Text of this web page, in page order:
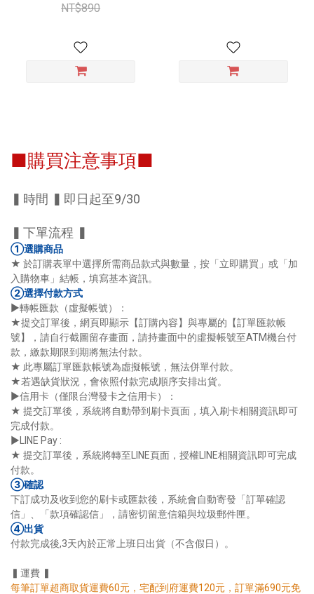
NT$890
■購買注意事項■
▍時間 ▍即日起至9/30
▍下單流程 ▍
①選購商品
★ 於訂購表單中選擇所需商品款式與數量，按「立即購買」或「加
入購物車」結帳，填寫基本資訊。
②選擇付款方式
►轉帳匯款（虛擬帳號）：
★提交訂單後，網頁即顯示【訂購內容】與專屬的【訂單匯款帳
號】，請自行截圖留存畫面，請持畫面中的虛擬帳號至ATM機台付
款，繳款期限到期將無法付款。
★ 此專屬訂單匯款帳號為虛擬帳號，無法併單付款。
★若遇缺貨狀況，會依照付款完成順序安排出貨。
►信用卡（僅限台灣發卡之信用卡）：
★ 提交訂單後，系統將自動帶到刷卡頁面，填入刷卡相關資訊即可
完成付款。
►LINE Pay :
★ 提交訂單後，系統將轉至LINE頁面，授權LINE相關資訊即可完成
付款。
③確認
下訂成功及收到您的刷卡或匯款後，系統會自動寄發「訂單確認
信」、「款項確認信」，請密切留意信箱與垃圾郵件匣。
④出貨
付款完成後,3天內於正常上班日出貨（不含假日）。
▍運費 ▍
每筆訂單超商取貨運費60元，宅配到府運費120元，訂單滿690元免